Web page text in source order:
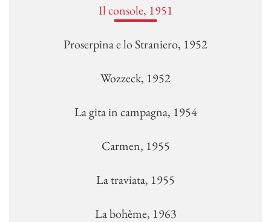
Il console, 1951
Proserpina e lo Straniero, 1952
Wozzeck, 1952
La gita in campagna, 1954
Carmen, 1955
La traviata, 1955
La bohème, 1963